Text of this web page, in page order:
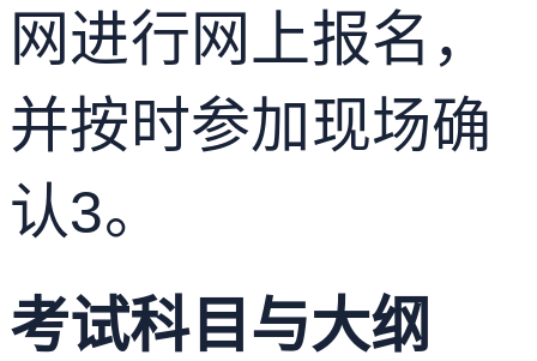
网进行网上报名，
并按时参加现场确
认3。
考试科目与大纲